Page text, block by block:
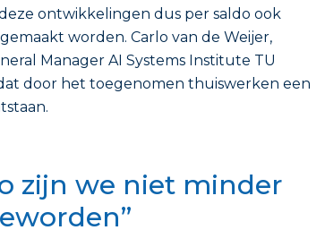
ontwikkelingen dus per saldo ook
worden. Carlo van de Weijer,
Manager AI Systems Institute TU
door het toegenomen thuiswerken een
zijn we niet minder